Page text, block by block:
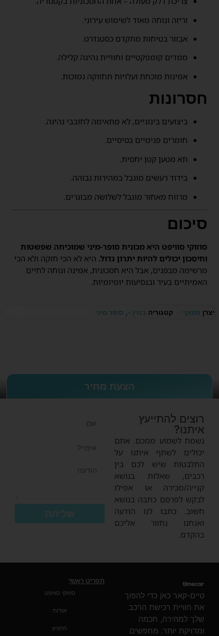
זריזה ונוחה מאוד לשימוש עירוני.
אבזור בטיחות מתקדם כסטנדרט.
ממדים קומפקטיים וחוויית נהיגה קלילה.
אמינות מוכחת ועלויות תחזוקה נמוכות.
חסרונות
ביצועים בינוניים, לא מתאימה לחובבי נהיגה.
חומרים פנימיים בסיסיים.
תא מטען קטן יחסית.
בידוד רעשים מוגבל במהירות גבוהה.
מרווח מאחור מוגבל לשלושה מבוגרים.
סיכום
סוזוקי סוויפט היא מכונית סופר-מיני שמוכיחה שפשטות
וחיסכון יכולים להיות יתרון גדול. היא לא הכי חזקה ולא הכי
מרשימה מבפנים, אבל היא חסכונית, אמינה ונוחה לחיים
האמיתיים בעיר ובנסיעות יומיומיות.
יצרן סוזוקי קטגוריה בנזין -, סופר מיני
הצעת מחיר
רוצים להתייעץ
איתנו?
נשמח לשמוע ממכם. אתם
יכולים לשתף איתנו על
התלבטות שיש לכם בין
רכבים, שאלות בנושא
קנייה/מכירה או אפילו
לבקש לפרסם כתבה בנושא
חשוב. כתבו לנו הודעה
ואנחנו נחזור אליכם
בהקדם.
שליחה
תפריט ראשי
סוזוקי סוויפט
אודות
החניון
טיים-קאר כאן כדי להפוך
את חוויית רכישת הרכב
שלך למהירה, חכמה
ומדויקת יותר. מחפשים